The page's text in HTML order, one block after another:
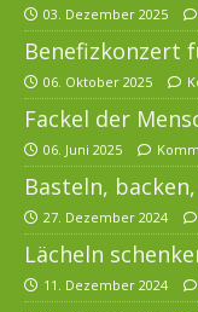
03. Dezember 2025
Benefizkonzert
06. Oktober 2025
Fackel der
06. Juni 2025
Basteln,
27. Dezember 2024
Lächeln
11. Dezember 2024